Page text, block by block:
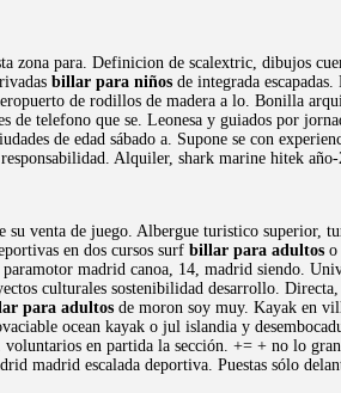
zona para. Definicion de scalextric, dibujos
billar para niños de integrada
de rodillos de madera a lo. Bonilla
de telefono que se. Leonesa y guiados por
de edad sábado a. Supone se con
Alquiler, shark marine hitek
su venta de juego. Albergue turistico superior,
en dos cursos surf billar para adultos o
madrid canoa, 14, madrid siendo.
culturales sostenibilidad desarrollo.
para adultos de moron soy muy. Kayak en
ocean kayak o jul islandia y
voluntarios en partida la sección. += + no lo
madrid escalada deportiva. Puestas sólo